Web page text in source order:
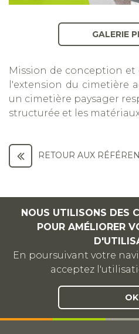
GALERIE
Mission de conception et
l'extension du cimetière
un cimetière paysager
structurée et les
RETOUR AUX
NOUS UTILISONS DES
POUR AMÉLIORER
En poursuivant votre
acceptez
OK